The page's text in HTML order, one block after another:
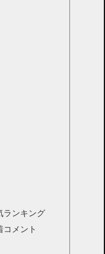
ランキング
コメント